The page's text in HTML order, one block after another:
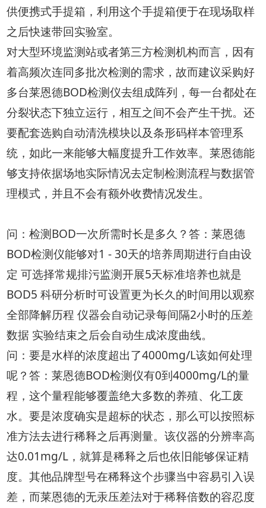
供便携式手提箱，利用这个手提箱便于在现场取样
之后快速带回实验室。
对大型环境监测站或者第三方检测机构而言，因有
着高频次连同多批次检测的需求，故而建议采购好
多台莱恩德BOD检测仪去组成阵列，每一台都处在
分裂状态下独立运行，相互之间不会产生干扰。还
要配套选购自动清洗模块以及条形码样本管理系
统，如此一来能够大幅度提升工作效率。莱恩德能
够支持依据场地实际情况去定制检测流程与数据管
理模式，并且不会有额外收费情况发生。
问：检测BOD一次所需时长是多久？答：莱恩德
BOD检测仪能够对1 - 30天的培养周期进行自由设
定 可选择常规排污监测开展5天标准培养也就是
BOD5 科研分析时可设置更为长久的时间用以观察
全部降解历程 仪器会自动记录每间隔2小时的压差
数据 实验结束之后会自动生成浓度曲线。
问：要是水样的浓度超出了4000mg/L该如何处理
呢？答：莱恩德BOD检测仪有0到4000mg/L的量
程，这个量程能够覆盖绝大多数的养殖、化工废
水。要是浓度确实是超标的状态，那么可以按照标
准方法去进行稀释之后再测量。该仪器的分辨率高
达0.01mg/L，就算是稀释之后也依旧能够保证精
度。其他品牌型号在稀释这个步骤当中容易引入误
差，而莱恩德的无汞压差法对于稀释倍数的容忍度